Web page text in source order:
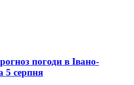
погоди в Івано-
5 серпня